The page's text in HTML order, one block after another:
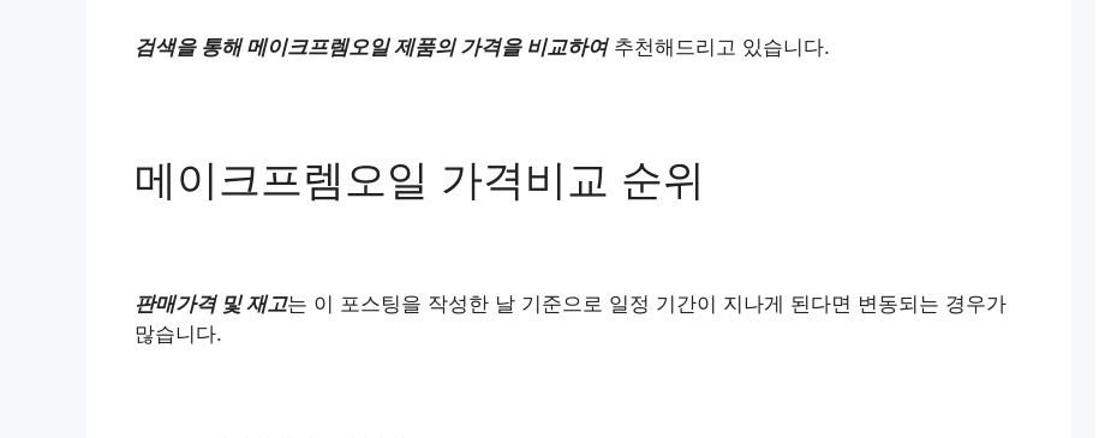
검색을 통해 메이크프렘오일 제품의 가격을 비교하여추천해드리고 있습니다.
메이크프렘오일 가격비교 순위
판매가격 및 재고는 이 포스팅을 작성한 날 기준으로 일정 기간이 지나게 된다면 변동되는 경우가
많습니다.